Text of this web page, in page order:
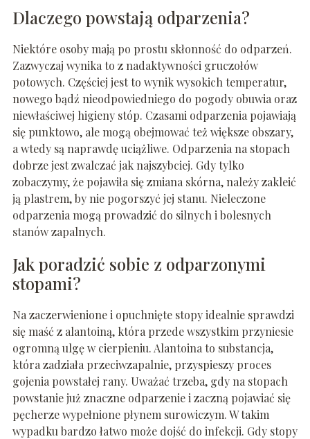
Dlaczego powstają odparzenia?
Niektóre osoby mają po prostu skłonność do odparzeń.
Zazwyczaj wynika to z nadaktywności gruczołów
potowych. Częściej jest to wynik wysokich temperatur,
nowego bądź nieodpowiedniego do pogody obuwia oraz
niewłaściwej higieny stóp. Czasami odparzenia pojawiają
się punktowo, ale mogą obejmować też większe obszary,
a wtedy są naprawdę uciążliwe. Odparzenia na stopach
dobrze jest zwalczać jak najszybciej. Gdy tylko
zobaczymy, że pojawiła się zmiana skórna, należy zakleić
ją plastrem, by nie pogorszyć jej stanu. Nieleczone
odparzenia mogą prowadzić do silnych i bolesnych
stanów zapalnych.
Jak poradzić sobie z odparzonymi
stopami?
Na zaczerwienione i opuchnięte stopy idealnie sprawdzi
się maść z alantoiną, która przede wszystkim przyniesie
ogromną ulgę w cierpieniu. Alantoina to substancja,
która zadziała przeciwzapalnie, przyspieszy proces
gojenia powstałej rany. Uważać trzeba, gdy na stopach
powstanie już znaczne odparzenie i zaczną pojawiać się
pęcherze wypełnione płynem surowiczym. W takim
wypadku bardzo łatwo może dojść do infekcji. Gdy stopy